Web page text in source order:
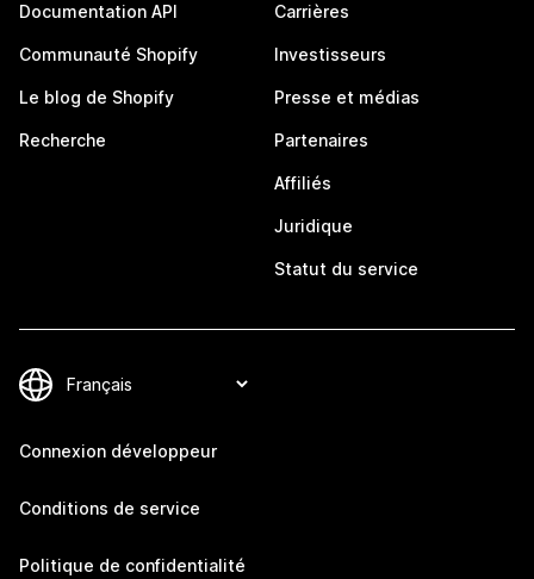
Documentation API
Communauté Shopify
Le blog de Shopify
Recherche
Carrières
Investisseurs
Presse et médias
Partenaires
Affiliés
Juridique
Statut du service
Connexion développeur
Conditions de service
Politique de confidentialité